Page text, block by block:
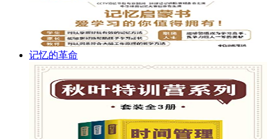
记忆的革命